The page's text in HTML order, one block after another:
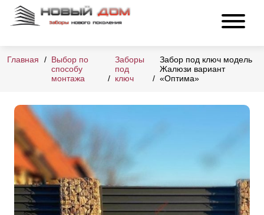
Главная
Выбор по
способу
монтажа
Заборы
под
ключ
Забор под ключ модель
Жалюзи вариант
«Оптима»